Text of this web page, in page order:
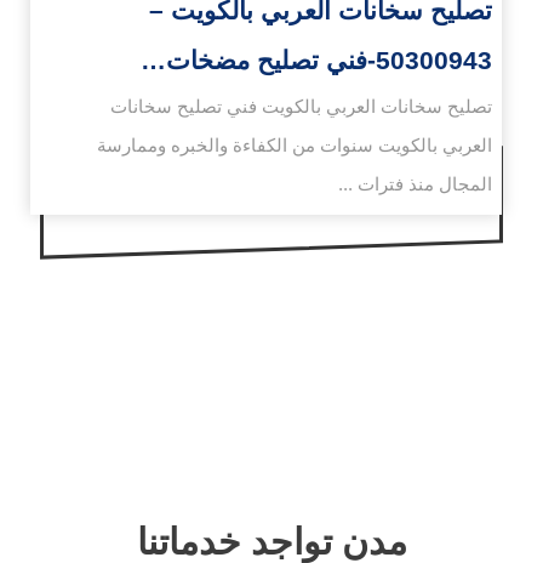
تصليح سخانات العربي بالكويت –
50300943-فني تصليح مضخات…
تصليح سخانات العربي بالكويت فني تصليح سخانات
العربي بالكويت سنوات من الكفاءة والخبره وممارسة
المجال منذ فترات ...
مدن تواجد خدماتنا